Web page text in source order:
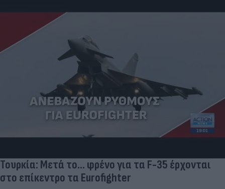
Τουρκία: Μετά το... φρένο για τα F-35 έρχονται
στο επίκεντρο τα Eurofighter